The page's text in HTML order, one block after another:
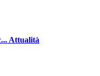
Attualità